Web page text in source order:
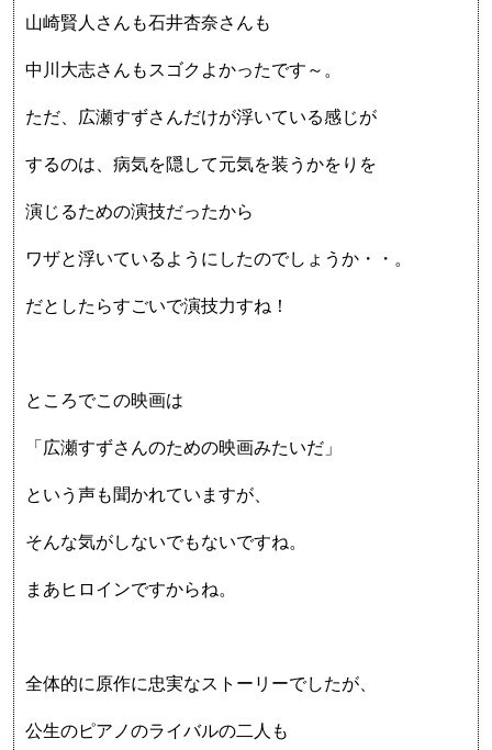
山崎賢人さんも石井杏奈さんも
中川大志さんもスゴクよかったです～。
ただ、広瀬すずさんだけが浮いている感じが
するのは、病気を隠して元気を装うかをりを
演じるための演技だったから
ワザと浮いているようにしたのでしょうか・・。
だとしたらすごいで演技力すね！
ところでこの映画は
「広瀬すずさんのための映画みたいだ」
という声も聞かれていますが、
そんな気がしないでもないですね。
まあヒロインですからね。
全体的に原作に忠実なストーリーでしたが、
公生のピアノのライバルの二人も